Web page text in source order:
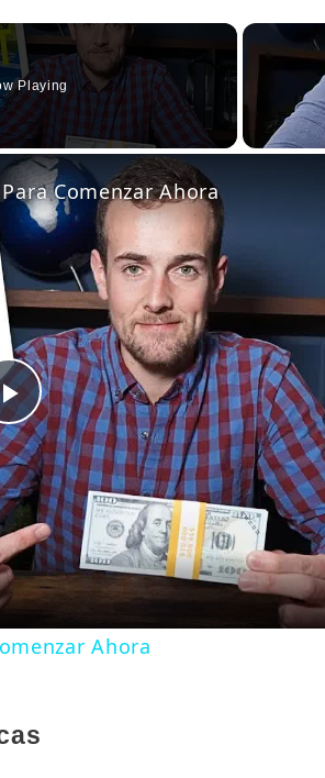
Playing
Play
Video
Comenzar Ahora
Ahora